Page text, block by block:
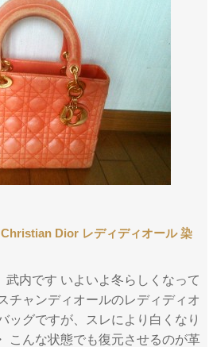
Dior レディディオール 染
内です いよいよ冬らしくなって
チャンディオールのレディディオ
ッグですが、スレにより白くなり
こんな状態でも復元させるのが革